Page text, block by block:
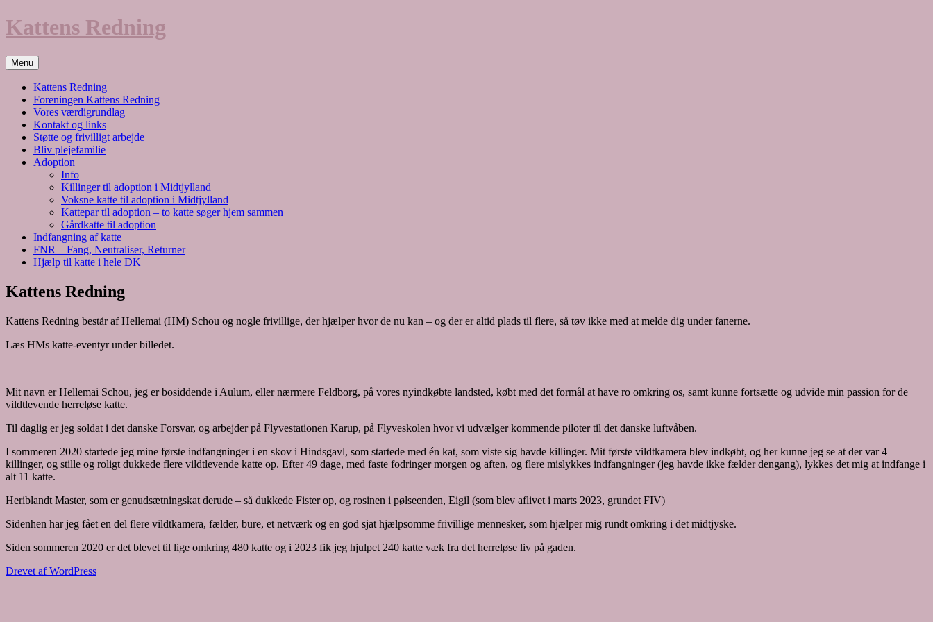
Hop
til
Kattens Redning
Menu
Kattens Redning
Foreningen Kattens Redning
Vores værdigrundlag
Kontakt og links
Støtte og frivilligt arbejde
Bliv plejefamilie
Adoption
Info
Killinger til adoption i Midtjylland
Voksne katte til adoption i Midtjylland
Kattepar til adoption – to katte søger hjem sammen
Gårdkatte til adoption
Indfangning af katte
FNR – Fang, Neutraliser, Returner
Hjælp til katte i hele DK
Kattens Redning
Kattens Redning består af Hellemai (HM) Schou og nogle frivillige, der hjælper hvor de nu kan – og der er altid plads til flere, så tøv ikke med at melde dig under fanerne.
Læs HMs katte-eventyr under billedet.
Mit navn er Hellemai Schou, jeg er bosiddende i Aulum, eller nærmere Feldborg, på vores nyindkøbte landsted, købt med det formål at have ro omkring os, samt kunne fortsætte og udvide min passion for de
vildtlevende herreløse katte.
Til daglig er jeg soldat i det danske Forsvar, og arbejder på Flyvestationen Karup, på Flyveskolen hvor vi udvælger kommende piloter til det danske luftvåben.
I sommeren 2020 startede jeg mine første indfangninger i en skov i Hindsgavl, som startede med én kat, som viste sig havde killinger. Mit første vildtkamera blev indkøbt, og her kunne jeg se at der var 4
killinger, og stille og roligt dukkede flere vildtlevende katte op. Efter 49 dage, med faste fodringer morgen og aften, og flere mislykkes indfangninger (jeg havde ikke fælder dengang), lykkes det mig at indfange i
alt 11 katte.
Heriblandt Master, som er genudsætningskat derude – så dukkede Fister op, og rosinen i pølseenden, Eigil (som blev aflivet i marts 2023, grundet FIV)
Sidenhen har jeg fået en del flere vildtkamera, fælder, bure, et netværk og en god sjat hjælpsomme frivillige mennesker, som hjælper mig rundt omkring i det midtjyske.
Siden sommeren 2020 er det blevet til lige omkring 480 katte og i 2023 fik jeg hjulpet 240 katte væk fra det herreløse liv på gaden.
Drevet af WordPress